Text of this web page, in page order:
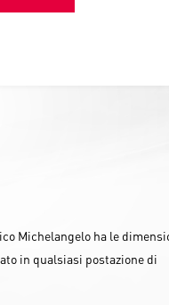
Michelangelo ha le
in qualsiasi postazione di